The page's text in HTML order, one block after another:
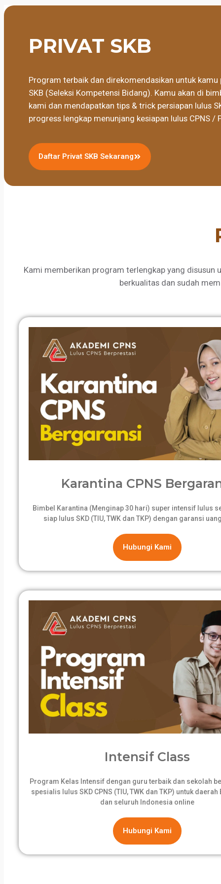
PRIVAT SKB
Program terbaik dan direkomendasikan untuk kamu
SKB (Seleksi Kompetensi Bidang). Kamu akan di
kami dan mendapatkan tips & trick persiapan lulus
progress lengkap menunjang kesiapan lulus CPNS /
Daftar Privat SKB Sekarang
Kami memberikan program terlengkap yang disusun
berkualitas dan sudah
Karantina CPNS
Bimbel Karantina (Menginap 30 hari) super intensif lulus
siap lulus SKD (TIU, TWK dan TKP) dengan garansi
Hubungi Kami
Intensif Class
Program Kelas Intensif dengan guru terbaik dan sekolah
spesialis lulus SKD CPNS (TIU, TWK dan TKP) untuk
dan seluruh Indonesia online
Hubungi Kami